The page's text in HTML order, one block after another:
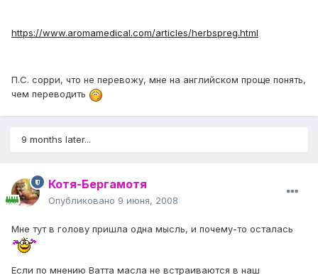
https://www.aromamedical.com/articles/herbspreg.html
П.С. сорри, что не перевожу, мне на английском проще понять,
чем переводить
9 months later...
Котя-Бергамотя
Опубликовано 9 июня, 2008
Мне тут в голову пришла одна мысль, и почему-то осталась
Если по мнению Ватта масла не встраиваются в наш